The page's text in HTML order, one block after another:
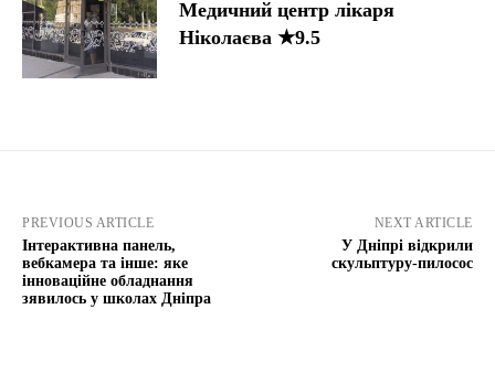
Медичний центр лікаря
Ніколаєва ★9.5
PREVIOUS ARTICLE
Інтерактивна панель,
вебкамера та інше: яке
інноваційне обладнання
зявилось у школах Дніпра
NEXT ARTICLE
У Дніпрі відкрили
скульптуру-пилосос